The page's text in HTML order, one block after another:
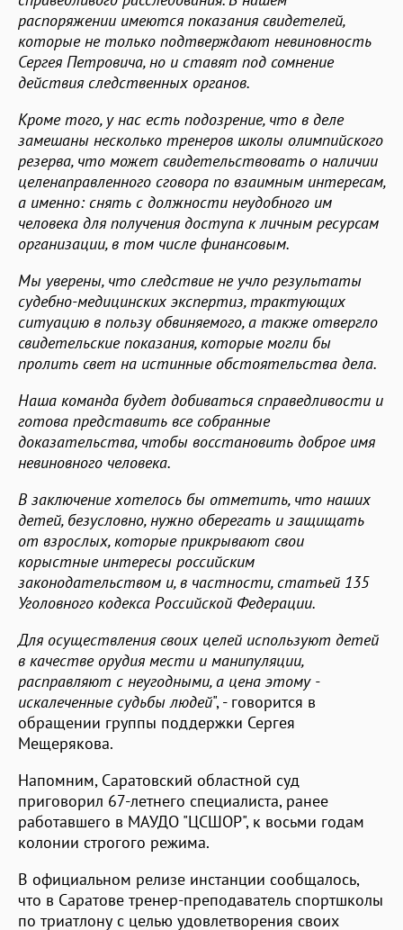
распоряжении имеются показания свидетелей,
которые не только подтверждают невиновность
Сергея Петровича, но и ставят под сомнение
действия следственных органов.
Кроме того, у нас есть подозрение, что в деле
замешаны несколько тренеров школы олимпийского
резерва, что может свидетельствовать о наличии
целенаправленного сговора по взаимным интересам,
а именно: снять с должности неудобного им
человека для получения доступа к личным ресурсам
организации, в том числе финансовым.
Мы уверены, что следствие не учло результаты
судебно-медицинских экспертиз, трактующих
ситуацию в пользу обвиняемого, а также отвергло
свидетельские показания, которые могли бы
пролить свет на истинные обстоятельства дела.
Наша команда будет добиваться справедливости и
готова представить все собранные
доказательства, чтобы восстановить доброе имя
невиновного человека.
В заключение хотелось бы отметить, что наших
детей, безусловно, нужно оберегать и защищать
от взрослых, которые прикрывают свои
корыстные интересы российским
законодательством и, в частности, статьей 135
Уголовного кодекса Российской Федерации.
Для осуществления своих целей используют детей
в качестве орудия мести и манипуляции,
расправляют с неугодными, а цена этому -
искалеченные судьбы людей", - говорится в
обращении группы поддержки Сергея
Мещерякова.
Напомним, Саратовский областной суд
приговорил 67-летнего специалиста, ранее
работавшего в МАУДО "ЦСШОР", к восьми годам
колонии строгого режима.
В официальном релизе инстанции сообщалось,
что в Саратове тренер-преподаватель спортшколы
по триатлону с целью удовлетворения своих